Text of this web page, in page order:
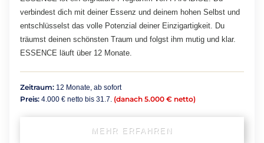
verbindest dich mit deiner Essenz und deinem hohen Selbst und
entschlüsselst das volle Potenzial deiner Einzigartigkeit. Du
träumst deinen schönsten Traum und folgst ihm mutig und klar.
ESSENCE läuft über 12 Monate.
Zeitraum: 12 Monate, ab sofort
Preis: 4.000 € netto bis 31.7. (danach 5.000 € netto)
MEHR ERFAHREN